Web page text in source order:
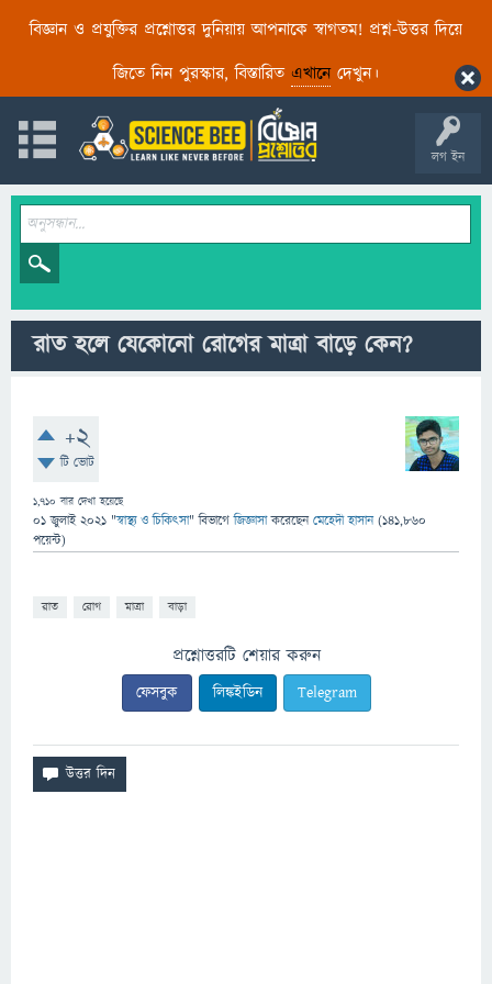
বিজ্ঞান ও প্রযুক্তির প্রশ্নোত্তর দুনিয়ায় আপনাকে স্বাগতম! প্রশ্ন-উত্তর দিয়ে
জিতে নিন পুরস্কার, বিস্তারিত এখানেদেখুন।
লগ ইন
রাত হলে যেকোনো রোগের মাত্রা বাড়ে কেন?
+2
টি ভোট
1,710 বার দেখা হয়েছে
01 জুলাই 2021 "স্বাস্থ্য ও চিকিৎসা" বিভাগে জিজ্ঞাসাকরেছেনমেহেদী হাসান (141,860
পয়েন্ট)
রাত রোগ মাত্রা বাড়া
প্রশ্নোত্তরটি শেয়ার করুন
ফেসবুক লিঙ্কইডিন Telegram